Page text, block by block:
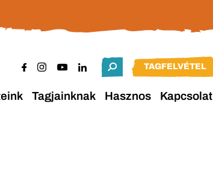
TAGFELVÉTEL
Tagjainknak Hasznos Kapcsolat